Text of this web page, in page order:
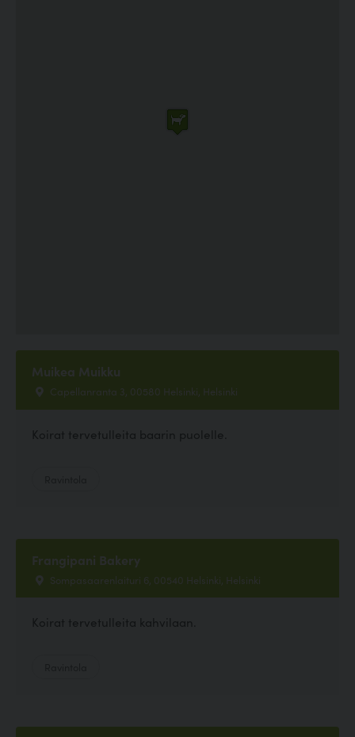
Muikea Muikku
Capellanranta 3, 00580 Helsinki, Helsinki
Koirat tervetulleita baarin puolelle.
Frangipani Bakery
Sompasaarenlaituri 6, 00540 Helsinki, Helsinki
Koirat tervetulleita kahvilaan.